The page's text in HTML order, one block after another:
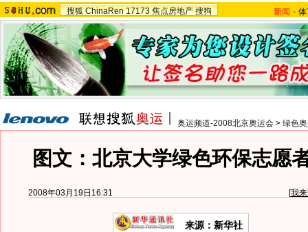
搜狐 ChinaRen 17173 焦点房地产 搜狗 新闻 -
奥运频道-2008北京奥运会 > 绿色
图文：北京大学绿色环保志愿
2008年03月19日16:31 [我
来源：新华社